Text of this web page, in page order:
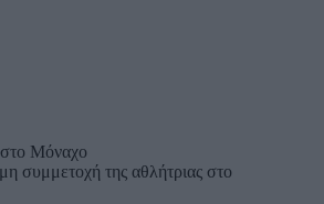
στο Μόναχο
συμμετοχή της αθλήτριας στο